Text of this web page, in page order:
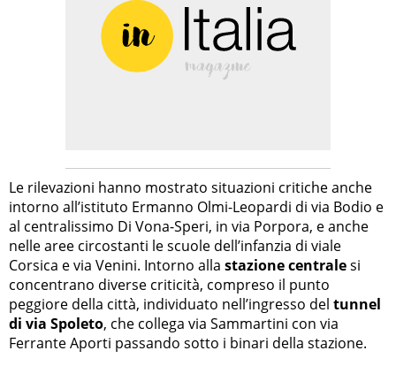
Le rilevazioni hanno mostrato situazioni critiche anche
intorno all’istituto Ermanno Olmi-Leopardi di via Bodio e
al centralissimo Di Vona-Speri, in via Porpora, e anche
nelle aree circostanti le scuole dell’infanzia di viale
Corsica e via Venini. Intorno alla stazione centralesi
concentrano diverse criticità, compreso il punto
peggiore della città, individuato nell’ingresso del tunnel
di via Spoleto, che collega via Sammartini con via
Ferrante Aporti passando sotto i binari della stazione.